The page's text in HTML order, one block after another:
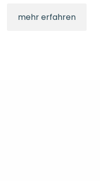
mehr erfahren